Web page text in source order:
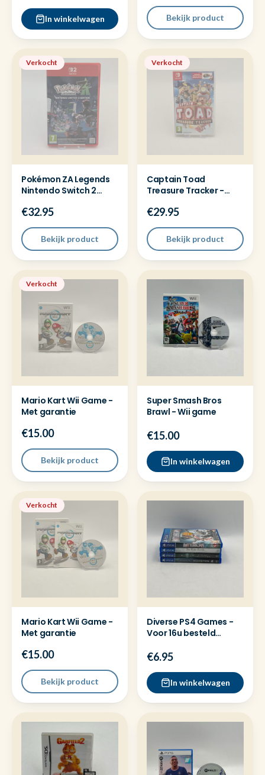
In winkelwagen Bekijk product
Verkocht
Pokémon ZA Legends
Nintendo Switch 2
€32.95
Bekijk product
Verkocht
Captain Toad
Treasure Tracker -
€29.95
Bekijk product
Verkocht
Mario Kart Wii Game -
Met garantie
€15.00
Bekijk product
Super Smash Bros
Brawl - Wii game
€15.00
In winkelwagen
Verkocht
Mario Kart Wii Game -
Met garantie
€15.00
Bekijk product
Diverse PS4 Games -
Voor 16u besteld
verzonden
€6.95
In winkelwagen